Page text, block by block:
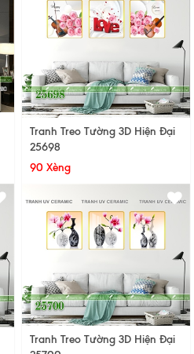
Tranh Treo Tường 3D Hiện Đại
25698
90 Xèng
Tranh Treo Tường 3D Hiện Đại